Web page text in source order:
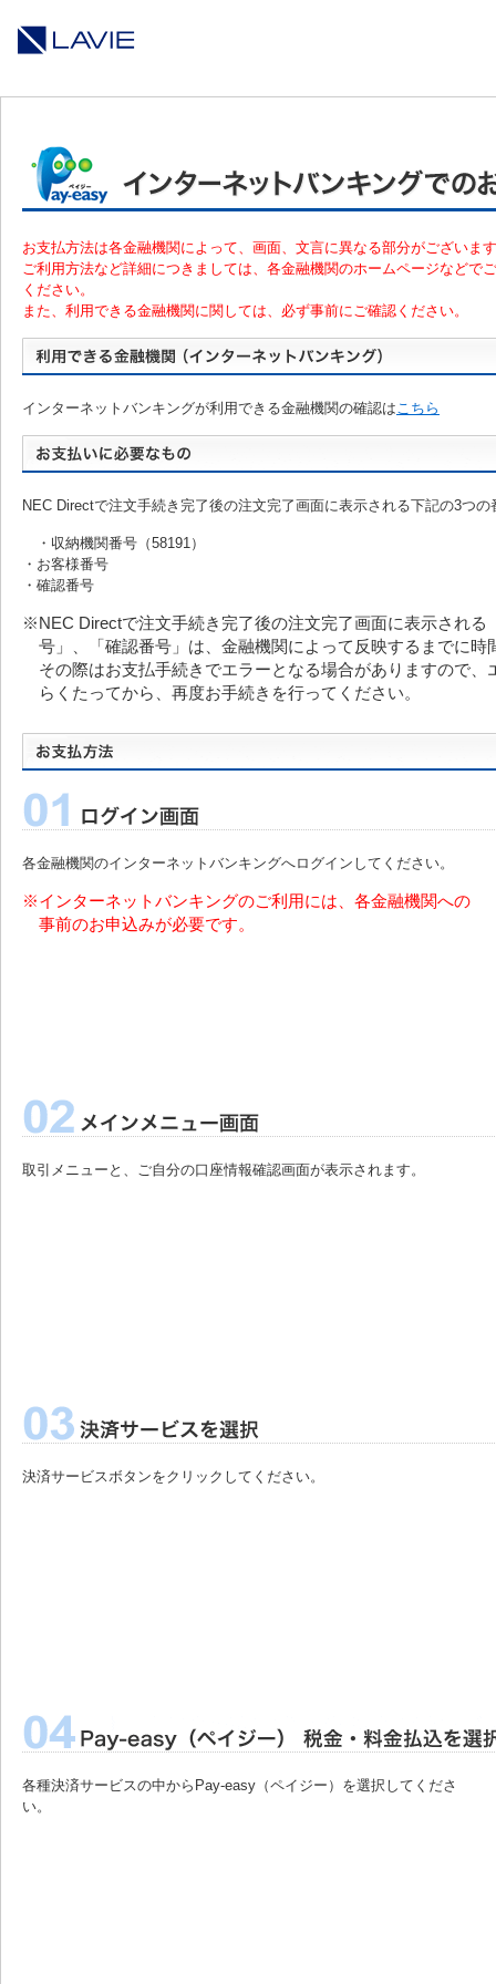
お支払方法は各金融機関によって、画面、文言に異なる部分がございま
ご利用方法など詳細につきましては、各金融機関のホームページなどで
ください。
また、利用できる金融機関に関しては、必ず事前にご確認ください。
インターネットバンキングが利用できる金融機関の確認はこちら
NEC Directで注文手続き完了後の注文完了画面に表示される下記の3つ
・収納機関番号（58191）
・お客様番号
・確認番号
※NEC Directで注文手続き完了後の注文完了画面に表示される
号」、「確認番号」は、金融機関によって反映するまでに時
その際はお支払手続きでエラーとなる場合がありますので
らくたってから、再度お手続きを行ってください。
各金融機関のインターネットバンキングへログインしてください。
※インターネットバンキングのご利用には、各金融機関への
事前のお申込みが必要です。
取引メニューと、ご自分の口座情報確認画面が表示されます。
決済サービスボタンをクリックしてください。
各種決済サービスの中からPay-easy（ペイジー）を選択してくださ
い。